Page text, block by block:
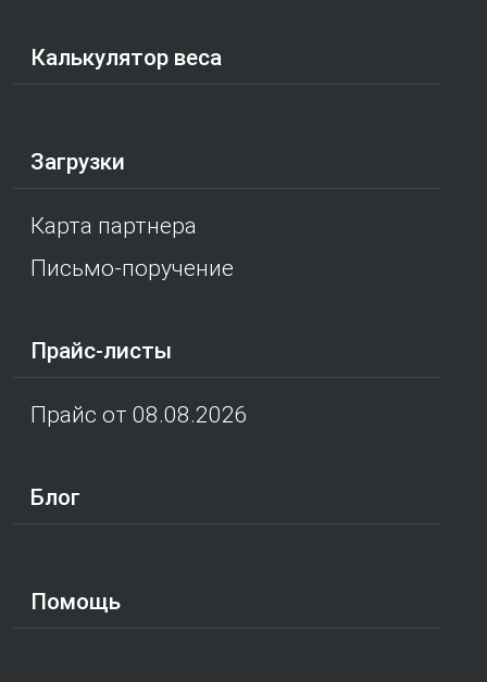
Калькулятор веса
Загрузки
Карта партнера
Письмо-поручение
Прайс-листы
Прайс от 08.08.2026
Блог
Помощь